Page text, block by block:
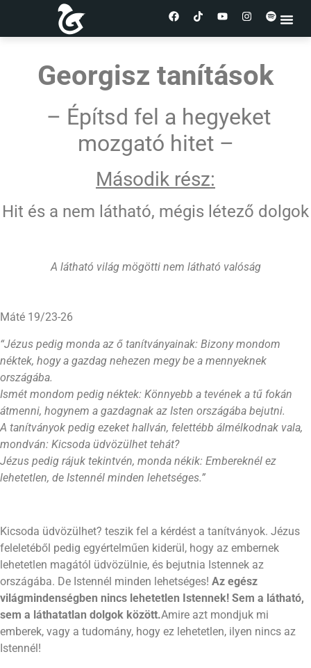
Georgisz tanítások
– Építsd fel a hegyeket
mozgató hitet –
Második rész:
Hit és a nem látható, mégis létező dolgok
A látható világ mögötti nem látható valóság
Máté 19/23-26
“Jézus pedig monda az ő tanítványainak: Bizony mondom
néktek, hogy a gazdag nehezen megy be a mennyeknek
országába.
Ismét mondom pedig néktek: Könnyebb a tevének a tű fokán
átmenni, hogynem a gazdagnak az Isten országába bejutni.
A tanítványok pedig ezeket hallván, felettébb álmélkodnak vala,
mondván: Kicsoda üdvözülhet tehát?
Jézus pedig rájuk tekintvén, monda nékik: Embereknél ez
lehetetlen, de Istennél minden lehetséges.”
Kicsoda üdvözülhet? teszik fel a kérdést a tanítványok. Jézus
feleletéből pedig egyértelműen kiderül, hogy az embernek
lehetetlen magától üdvözülnie, és bejutnia Istennek az
országába. De Istennél minden lehetséges! Az egész
világmindenségben nincs lehetetlen Istennek! Sem a látható,
sem a láthatatlan dolgok között.Amire azt mondjuk mi
emberek, vagy a tudomány, hogy ez lehetetlen, ilyen nincs az
Istennél!